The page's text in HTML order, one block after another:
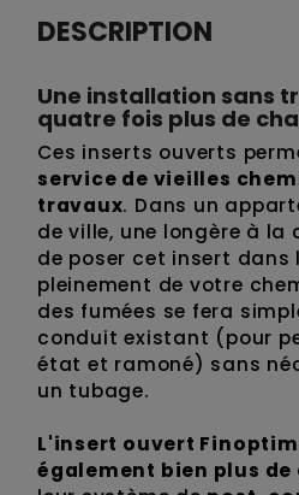
DESCRIPTION
Une installation sans
quatre fois plus de
Ces inserts ouverts
service de vieilles
travaux. Dans un
de ville, une longère à
de poser cet insert
pleinement de votre
des fumées se fera
conduit existant (pour
état et ramoné) sans
un tubage.
L'insert ouvert
également bien plus de